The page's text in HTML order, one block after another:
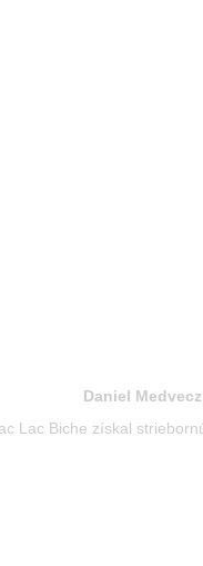
Daniel
Lac Biche získal